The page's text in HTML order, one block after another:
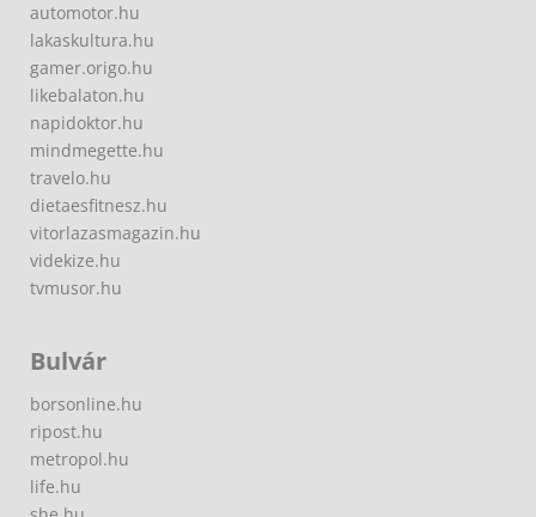
automotor.hu
lakaskultura.hu
gamer.origo.hu
likebalaton.hu
napidoktor.hu
mindmegette.hu
travelo.hu
dietaesfitnesz.hu
vitorlazasmagazin.hu
videkize.hu
tvmusor.hu
Bulvár
borsonline.hu
ripost.hu
metropol.hu
life.hu